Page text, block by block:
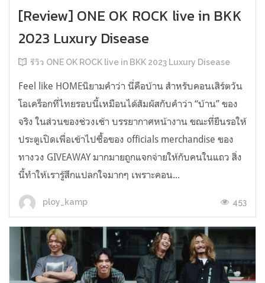
[Review] ONE OK ROCK live in BKK
2023 Luxury Disease
รีวิว ONE OK ROCK live in BKK 2023 Luxury Disease
Feel like HOMEนิยามคำว่า นี่คือบ้าน สำหรับคอนเสิร์ตวัน
โอเคร็อกที่ไทยรอบนี้เหมือนได้สัมผัสกับคำว่า “บ้าน” ของ
จริง ในส่วนของช่วงเช้า บรรยากาศหน้างาน ขณะที่ยืนรอให้
ประตูเปิดเพื่อเข้าไปซื้อของ officials merchandise ของ
ทางวง GIVEAWAY มากมายถูกแจกจ่ายให้กับคนในแถว สิ่ง
นี้ทำให้เรารู้สึกแปลกใจมากๆ เพราะคอน...
ploy_kamp 453